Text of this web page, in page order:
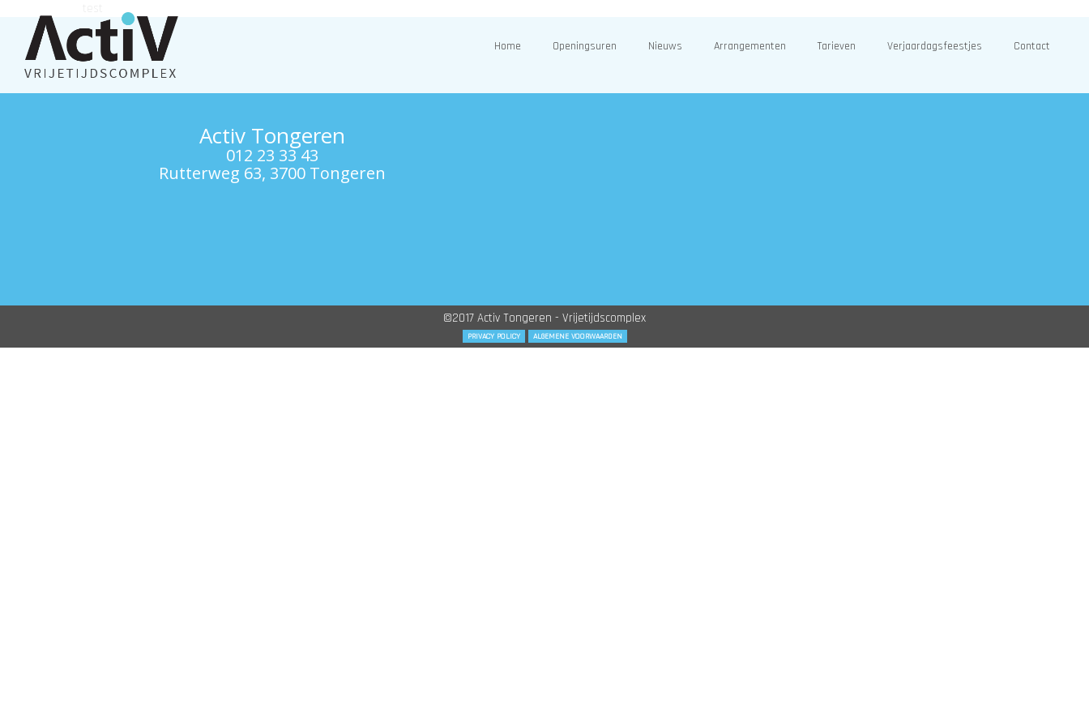
Home Openingsuren Nieuws Arrangementen Tarieven Verjaardagsfeestjes Contact
Activ Tongeren
012 23 33 43
Rutterweg 63, 3700 Tongeren
©2017 Activ Tongeren - Vrijetijdscomplex
PRIVACY POLICY ALGEMENE VOORWAARDEN